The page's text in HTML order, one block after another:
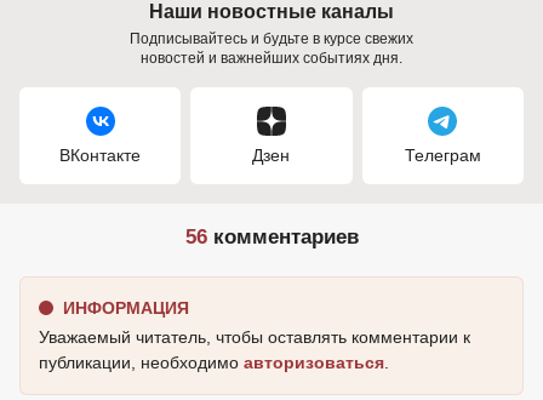
Наши новостные каналы
Подписывайтесь и будьте в курсе свежих
новостей и важнейших событиях дня.
ВКонтакте Дзен Телеграм
56комментариев
ИНФОРМАЦИЯ
Уважаемый читатель, чтобы оставлять комментарии к
публикации, необходимо авторизоваться